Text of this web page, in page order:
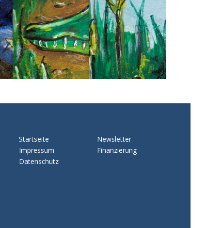
Startseite
Impressum
Datenschutz
Newsletter
Finanzierung